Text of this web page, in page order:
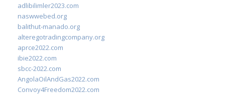
adlibilimler2023.com
naswwebed.org
balithut-manado.org
alteregotradingcompany.org
aprce2022.com
ibie2022.com
sbcc-2022.com
AngolaOilAndGas2022.com
Convoy4Freedom2022.com